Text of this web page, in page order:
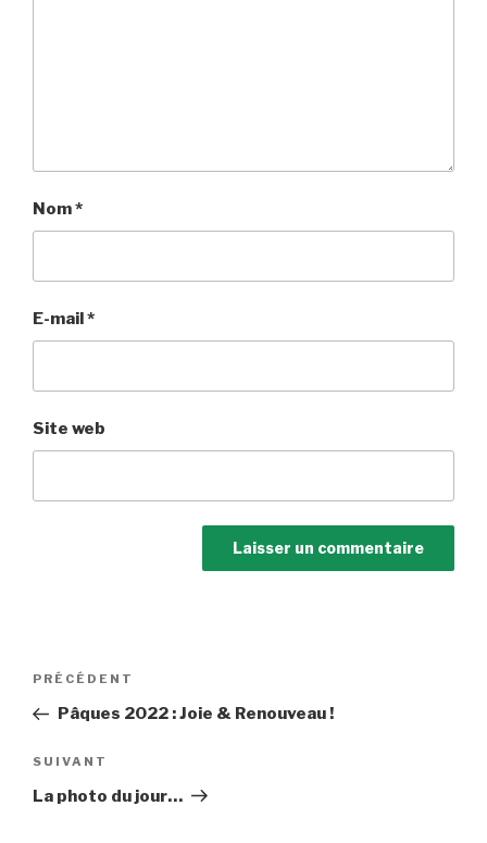
Nom*
E-mail*
Site web
Navigation
l’article
Article
précédent
PRÉCÉDENT
Pâques 2022 : Joie & Renouveau !
Article
suivant
SUIVANT
La photo du jour…